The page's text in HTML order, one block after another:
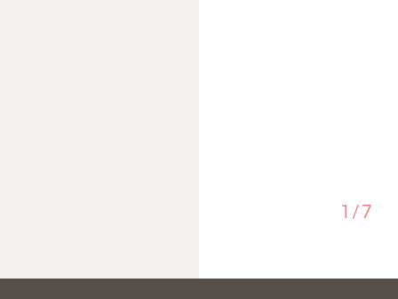
1 / 7